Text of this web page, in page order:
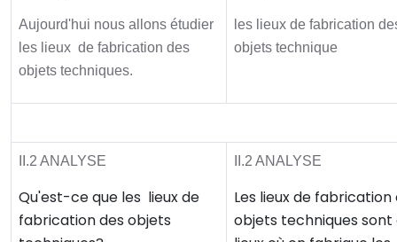
Aujourd'hui nous allons étudier
les lieux de fabrication des
objets techniques.
les lieux de fabrication
objets technique
II.2 ANALYSE
Qu'est-ce que les lieux de
fabrication des objets
II.2 ANALYSE
Les lieux de fabrication
objets techniques sont